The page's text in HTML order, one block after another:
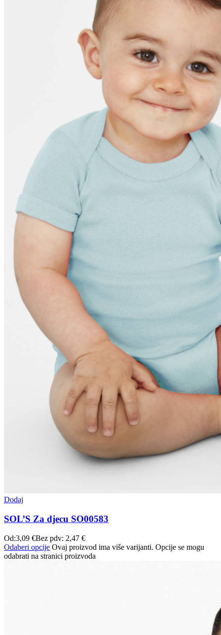
Dodaj
SOL’S Za djecu SO00583
Od:3,09 €Bez pdv: 2,47 €
Odaberi opcije Ovaj proizvod ima više varijanti. Opcije se mogu
odabrati na stranici proizvoda